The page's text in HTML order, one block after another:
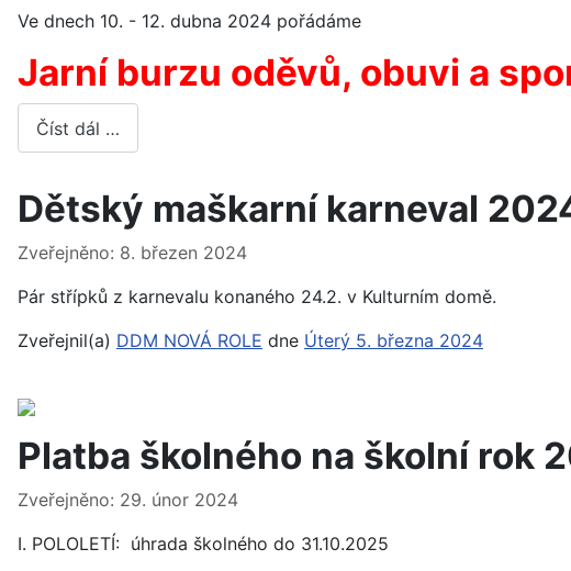
Ve dnech 10. - 12. dubna 2024 pořádáme
Jarní burzu oděvů, obuvi a
Číst dál …
Dětský maškarní karneval
Základní údaje
Zveřejněno: 8. březen 2024
Pár střípků z karnevalu konaného 24.2. v Kulturním domě.
Zveřejnil(a) DDM NOVÁ ROLE dne Úterý 5. března 2024
Platba školného na školní rok
Základní údaje
Zveřejněno: 29. únor 2024
I. POLOLETÍ: úhrada školného do 31.10.2025